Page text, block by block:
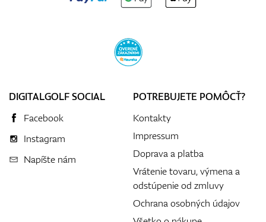
DIGITALGOLF SOCIAL
Facebook
Instagram
Napíšte nám
POTREBUJETE POMÔCŤ?
Kontakty
Impressum
Doprava a platba
Vrátenie tovaru, výmena a
odstúpenie od zmluvy
Ochrana osobných údajov